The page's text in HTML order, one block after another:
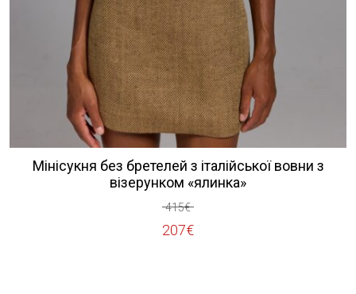
Мінісукня без бретелей з італійської вовни з
візерунком «ялинка»
415€
Оригінальна
207€
Поточна